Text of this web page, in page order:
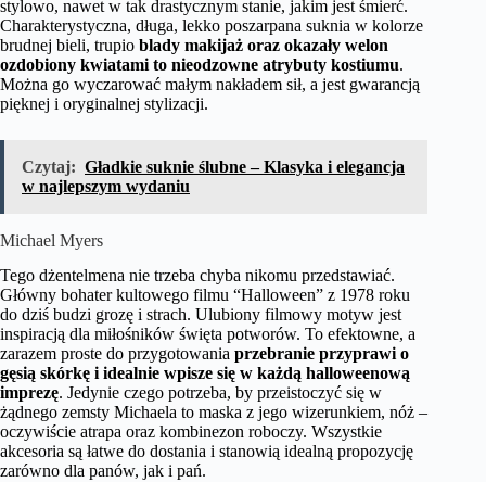
stylowo, nawet w tak drastycznym stanie, jakim jest śmierć.
Charakterystyczna, długa, lekko poszarpana suknia w kolorze
brudnej bieli, trupio blady makijaż oraz okazały welon
ozdobiony kwiatami to nieodzowne atrybuty kostiumu.
Można go wyczarować małym nakładem sił, a jest gwarancją
pięknej i oryginalnej stylizacji.
Czytaj: Gładkie suknie ślubne – Klasyka i elegancja
w najlepszym wydaniu
Michael Myers
Tego dżentelmena nie trzeba chyba nikomu przedstawiać.
Główny bohater kultowego filmu “Halloween” z 1978 roku
do dziś budzi grozę i strach. Ulubiony filmowy motyw jest
inspiracją dla miłośników święta potworów. To efektowne, a
zarazem proste do przygotowania przebranie przyprawi o
gęsią skórkę i idealnie wpisze się w każdą halloweenową
imprezę. Jedynie czego potrzeba, by przeistoczyć się w
żądnego zemsty Michaela to maska z jego wizerunkiem, nóż –
oczywiście atrapa oraz kombinezon roboczy. Wszystkie
akcesoria są łatwe do dostania i stanowią idealną propozycję
zarówno dla panów, jak i pań.